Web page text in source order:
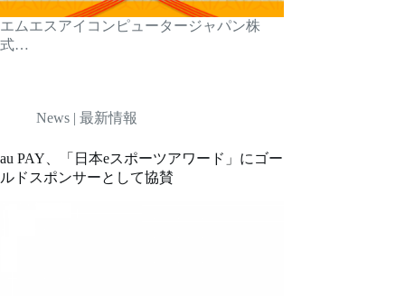
エムエスアイコンピュータージャパン株
式…
News | 最新情報
au PAY、「日本eスポーツアワード」にゴー
ルドスポンサーとして協賛